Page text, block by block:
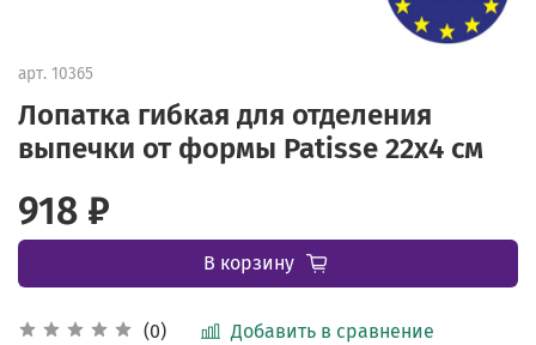
арт. 10365
Лопатка гибкая для отделения
выпечки от формы Patisse 22х4 см
(0) Добавить в сравнение
918 ₽
В корзину